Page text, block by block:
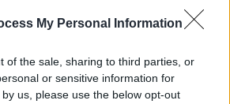
My Personal Information
of the sale, sharing to third parties, or
or sensitive information for
us, please use the below opt-out
az erdőben és kibeszélik az
hiszen eleve kevesebb
de végül az is beleesett